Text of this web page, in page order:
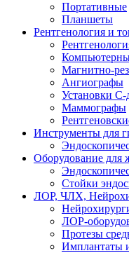
Портативные
Планшеты
Рентгенология и
Магнитно-
Ангиографы
Установки С-
Маммографы
Инструменты для
Оборудование для
Стойки
ЛОР, ЧЛХ,
ЛОР-
Протезы
Имплантаты